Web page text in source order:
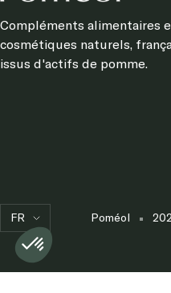
Axeptio consent
Plateforme de Gestion du
Notre plateforme vous
Compléments alimentaires
cosmétiques naturels,
issus d'actifs de pomme.
Langue
FR Poméol